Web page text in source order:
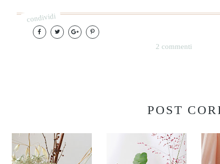
condividi
2 commenti
POST